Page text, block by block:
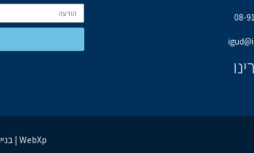
בניית אתרים | קידום אתרים | ניהול מוניטין | WebXp